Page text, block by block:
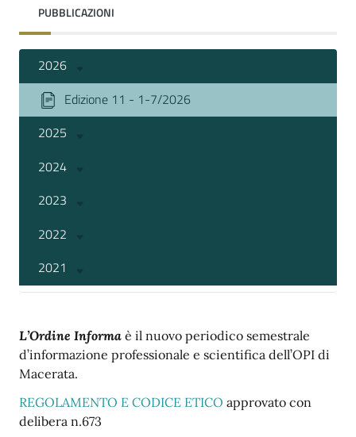
PUBBLICAZIONI
2026
Edizione 11 - 1-7/2026
2025
2024
2023
2022
2021
L’Ordine Informa è il nuovo periodico semestrale
d’informazione professionale e scientifica dell’OPI di
Macerata.
REGOLAMENTO E CODICE ETICO approvato con
delibera n.673